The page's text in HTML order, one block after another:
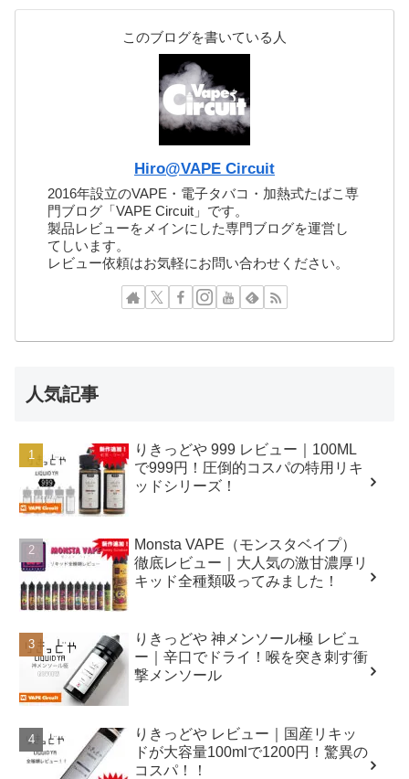
このブログを書いている人
Hiro@VAPE Circuit
2016年設立のVAPE・電子タバコ・加熱式たばこ専
門ブログ「VAPE Circuit」です。
製品レビューをメインにした専門ブログを運営し
てしいます。
レビュー依頼はお気軽にお問い合わせください。
人気記事
りきっどや 999 レビュー｜100ML
で999円！圧倒的コスパの特用リキ
ッドシリーズ！
Monsta VAPE（モンスタベイプ）
徹底レビュー｜大人気の激甘濃厚リ
キッド全種類吸ってみました！
りきっどや 神メンソール極 レビュ
ー｜辛口でドライ！喉を突き刺す衝
撃メンソール
りきっどや レビュー｜国産リキッ
ドが大容量100mlで1200円！驚異の
コスパ！！